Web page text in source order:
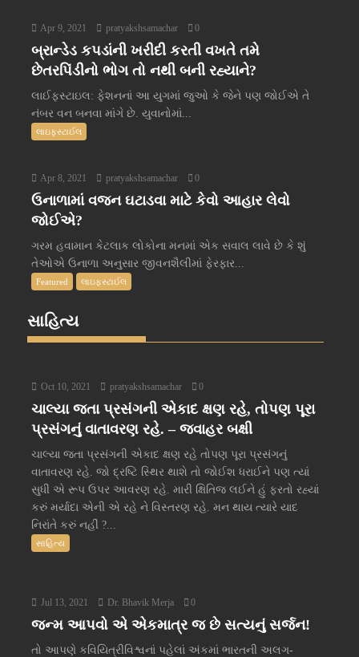
Apr 9, 2021 pratyakshsamachar 0
બ્રાન્ડેડ કપડાંની ખરીદી કરતી વખતે તમે
છેતરપિંડીનો ભોગ તો નથી બની રહ્યાને?
લાઈફસ્ટાઇલ: ફેશનનાં આ યુગમાં જુઓ કે જેને પણ જોઈએ તે
નંબર વન બનવા માંગે છે. યુવાનોમાં...
લાઇફસ્ટાઈલ
Apr 8, 2021 pratyakshsamachar 0
ઉનાળામાં વજન ઘટાડવા માટે કેવો આહાર લેવો
જોઈએ?
ગરમ હવામાન કેટલાક લોકોના મનમાં એક સવાલ લાવે છે કે શું
તેઓએ ઉનાળા અનુસાર જીવનશૈલીમાં ફેરફાર...
Featured લાઇફસ્ટાઈલ
સાહિત્ય
Oct 10, 2021 pratyakshsamachar 0
ચાલ્યા જતા પ્રસંગની એકાદ ક્ષણ રહે, તોપણ પૂરા
પ્રસંગનું વાતાવરણ રહે. – જવાહર બક્ષી
ચાલ્યા જતા પ્રસંગની એકાદ ક્ષણ રહે તોપણ પૂરા પ્રસંગનું
વાતાવરણ રહે. જો દ્રષ્ટિ સ્થિર થાશે તો જોઈશ ધરાઈને પણ ત્યાં
સુધી એ રૂપ ઉપર આવરણ રહે. મારી ક્ષિતિજ લઈને હું ફરતો રહ્યાં
કરું મર્યાદા એની એ રહે ને વિસ્તરણ રહે. મન થાય ત્યારે યાદ
નિરાંતે કરું નહીં ?...
સાહિત્ય
Jul 13, 2021 Dr. Bhavik Merja 0
જન્મ આપવો એ એકમાત્ર જ છે સત્યનું સર્જન!
તો આપણે કવિયિત્રીવિશ્વનાં પહેલાં અંકમાં ભારતની અલગ-